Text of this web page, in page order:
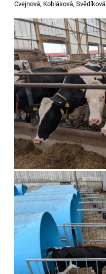
Cvejnová, Koblásová, Svědíková